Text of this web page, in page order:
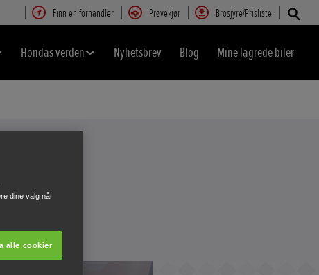
Finn en forhandler Prøvekjør Brosjyre/Prisliste
Hondas verden Nyhetsbrev Blog Mine lagrede biler
dine valg når
alle cookier